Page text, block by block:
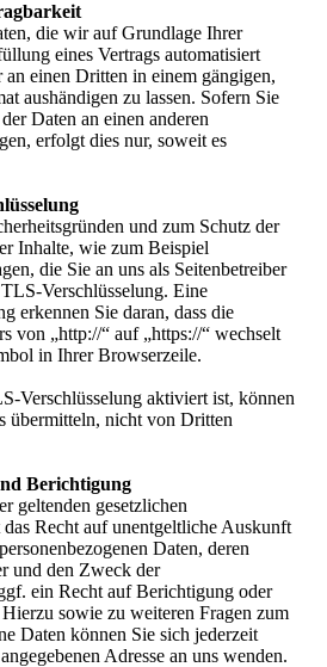
die wir auf Grundlage Ihrer
eines Vertrags automatisiert
an einen Dritten in einem gängigen,
aushändigen zu lassen. Sofern Sie
Daten an einen anderen
erfolgt dies nur, soweit es
und zum Schutz der
Inhalte, wie zum Beispiel
die Sie an uns als Seitenbetreiber
Verschlüsselung. Eine
erkennen Sie daran, dass die
von „http://“ auf „https://“ wechselt
in Ihrer Browserzeile.
Verschlüsselung aktiviert ist, können
übermitteln, nicht von Dritten
Berichtigung
geltenden gesetzlichen
Recht auf unentgeltliche Auskunft
Daten, deren
und den Zweck der
ein Recht auf Berichtigung oder
sowie zu weiteren Fragen zum
Daten können Sie sich jederzeit
Adresse an uns wenden.